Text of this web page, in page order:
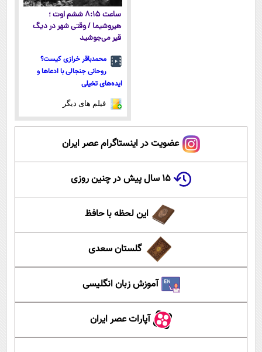
ساعت ۸:۱۵ ششم اوت ؛
هیروشیما / وقتی شهر در دیگ
قیر می‌جوشید
محمدباقر خرازی کیست؟
روحانی جنجالی با ادعاها و
ایده‌های تخیلی
فیلم های دیگر
عضویت در اینستاگرام عصر ایران
۱۵ سال پیش در چنین روزی
این لحظه با حافظ
گلستان سعدی
آموزش زبان انگلیسی
آپارات عصر ایران